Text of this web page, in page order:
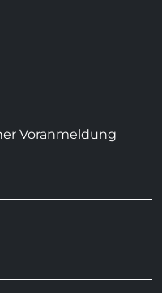
Voranmeldung